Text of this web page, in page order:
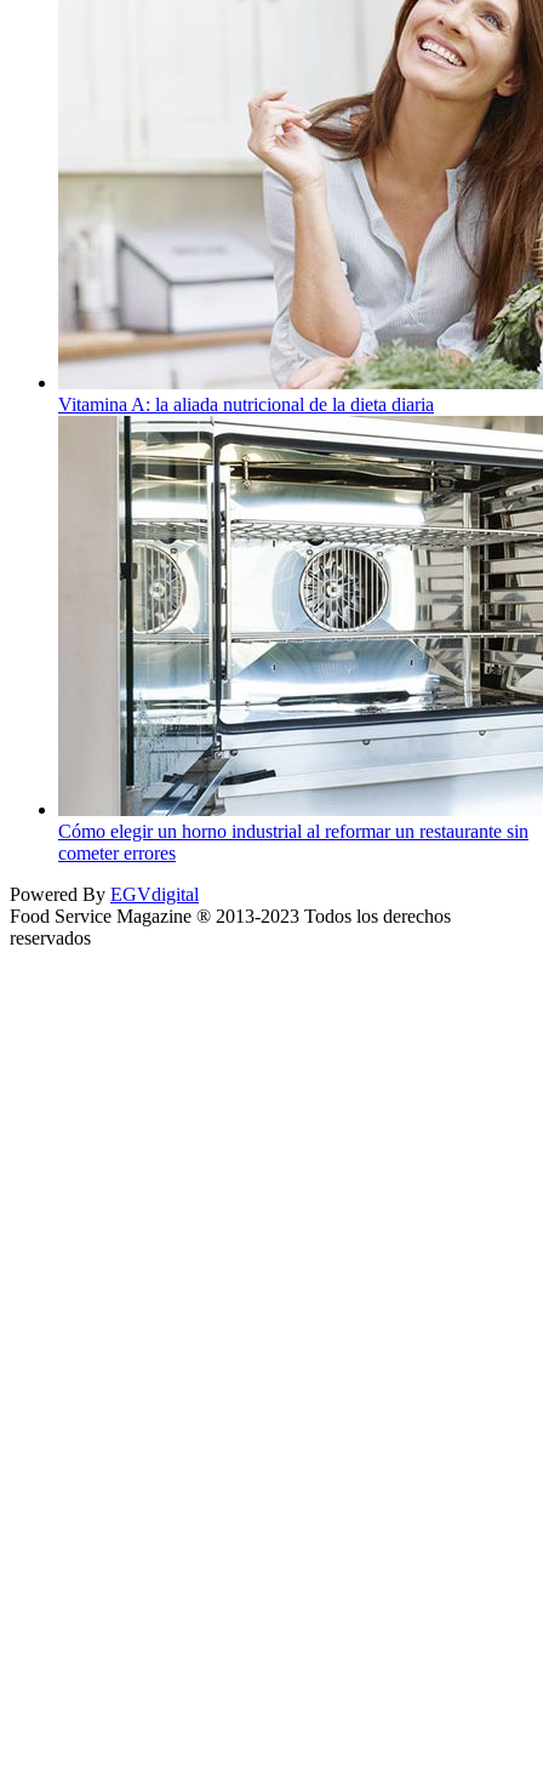
Vitamina A: la aliada nutricional de la dieta diaria
Cómo elegir un horno industrial al reformar un restaurante sin
cometer errores
Powered By EGVdigital
Food Service Magazine ® 2013-2023 Todos los derechos
reservados